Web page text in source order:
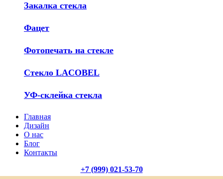
Закалка стекла
Фацет
Фотопечать на стекле
Стекло LACOBEL
УФ-склейка стекла
Главная
Дизайн
О нас
Блог
Контакты
+7 (999) 021-53-70